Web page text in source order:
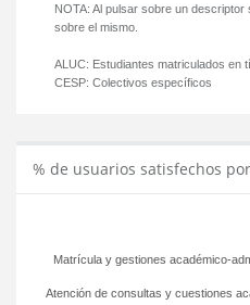
NOTA: Al pulsar sobre un
sobre el mismo.
ALUC: Estudiantes matriculados en
CESP: Colectivos específicos
% de usuarios satisfechos
Atención de consultas y cuestiones
Matrícula y gestiones académico-